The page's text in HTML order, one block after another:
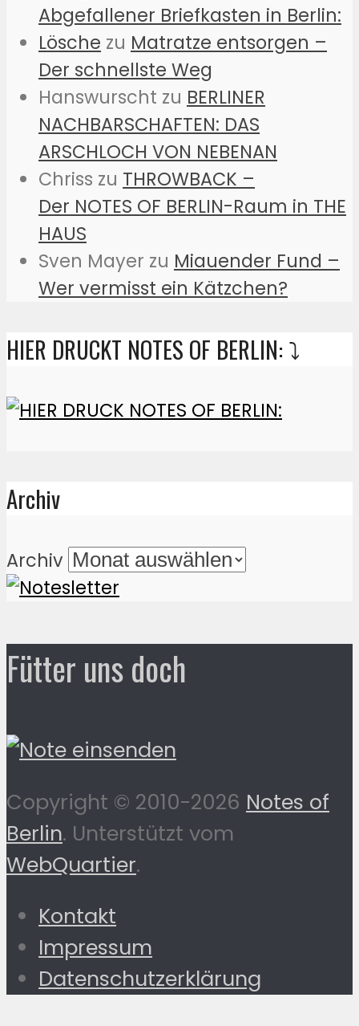
Abgefallener Briefkasten in Berlin:
Lösche zu Matratze entsorgen –
Der schnellste Weg
Hanswurscht zu BERLINER
NACHBARSCHAFTEN: DAS
ARSCHLOCH VON NEBENAN
Chriss zu THROWBACK –
Der NOTES OF BERLIN-Raum in THE
HAUS
Sven Mayer zu Miauender Fund –
Wer vermisst ein Kätzchen?
HIER DRUCKT NOTES OF BERLIN: ⤵️
Archiv
Archiv
Fütter uns doch
Copyright © 2010-2026 Notes of
Berlin. Unterstützt vom
WebQuartier.
Kontakt
Impressum
Datenschutzerklärung